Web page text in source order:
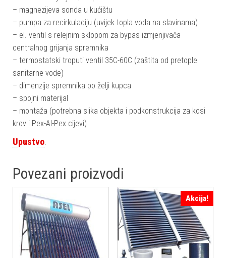
– magnezijeva sonda u kućištu
– pumpa za recirkulaciju (uvijek topla voda na slavinama)
– el. ventil s relejnim sklopom za bypas izmjenjivača
centralnog grijanja spremnika
– termostatski troputi ventil 35C-60C (zaštita od pretople
sanitarne vode)
– dimenzije spremnika po želji kupca
– spojni materijal
– montaža (potrebna slika objekta i podkonstrukcija za kosi
krov i Pex-Al-Pex cijevi)
Upustvo
Povezani proizvodi
Akcija!